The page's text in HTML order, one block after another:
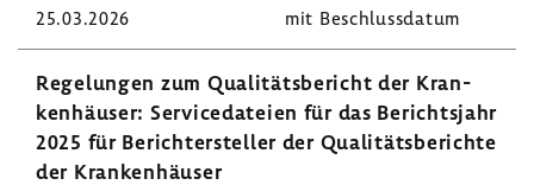
25.03.2026 mit Beschluss­datum
Rege­lungen zum Quali­täts­be­richt der Kran­
ken­häuser: Servi­ce­da­teien für das Berichts­jahr
2025 für Berich­t­er­steller der Quali­täts­be­richte
der Kran­ken­häuser